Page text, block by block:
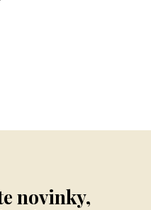
novinky,